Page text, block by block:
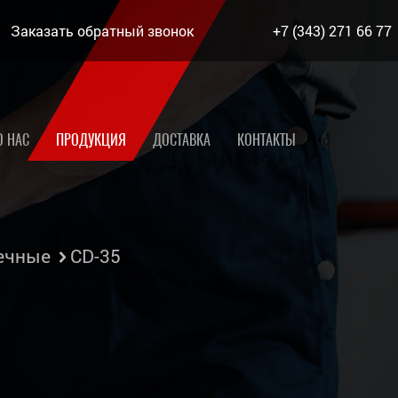
Заказать обратный звонок +7 (343) 271 66 77
НАС ПРОДУКЦИЯ ДОСТАВКА КОНТАКТЫ
CD-35